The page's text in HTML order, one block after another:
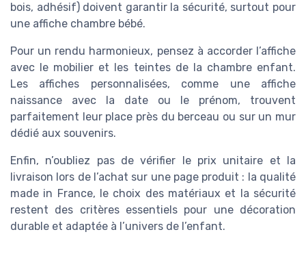
bois, adhésif) doivent garantir la sécurité, surtout pour
une affiche chambre bébé.
Pour un rendu harmonieux, pensez à accorder l’affiche
avec le mobilier et les teintes de la chambre enfant.
Les affiches personnalisées, comme une affiche
naissance avec la date ou le prénom, trouvent
parfaitement leur place près du berceau ou sur un mur
dédié aux souvenirs.
Enfin, n’oubliez pas de vérifier le prix unitaire et la
livraison lors de l’achat sur une page produit : la qualité
made in France, le choix des matériaux et la sécurité
restent des critères essentiels pour une décoration
durable et adaptée à l’univers de l’enfant.